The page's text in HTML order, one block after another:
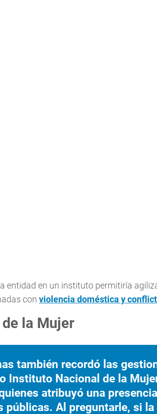
entidad en un instituto permitiría
con violencia doméstica y
la Mujer
también recordó las
Instituto Nacional de la
atribuyó una
públicas. Al preguntarle, si